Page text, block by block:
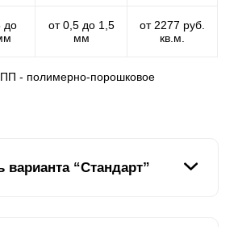
до
от 0,5 до 1,5
мм
от 2277 руб.
кв.м.
- полимерно-порошковое
варианта “Стандарт”